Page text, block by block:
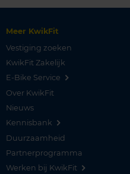
Meer KwikFit
Vestiging zoeken
KwikFit Zakelijk
E-Bike Service
Over KwikFit
Nieuws
Kennisbank
Duurzaamheid
Partnerprogramma
Werken bij KwikFit